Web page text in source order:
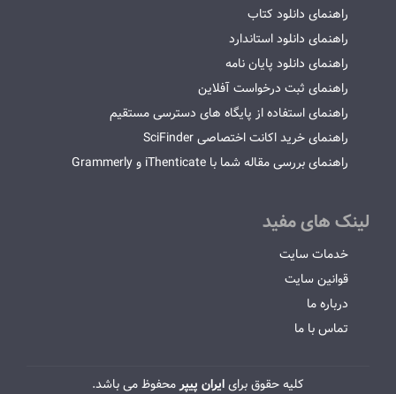
راهنمای دانلود کتاب
راهنمای دانلود استاندارد
راهنمای دانلود پایان نامه
راهنمای ثبت درخواست آفلاین
راهنمای استفاده از پایگاه های دسترسی مستقیم
راهنمای خرید اکانت اختصاصی SciFinder
راهنمای بررسی مقاله شما با iThenticate و Grammerly
لینک های مفید
خدمات سایت
قوانین سایت
درباره ما
تماس با ما
کلیه حقوق برایایران پیپرمحفوظ می باشد.